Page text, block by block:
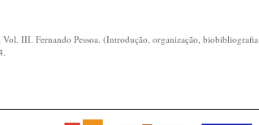
Vol. III. Fernando Pessoa. (Introdução, organização,